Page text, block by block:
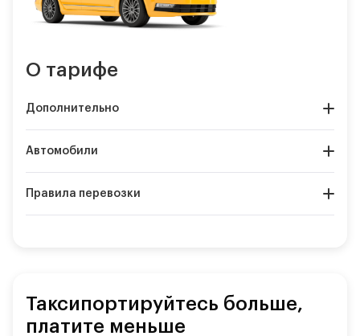
О тарифе
Дополнительно
Автомобили
Правила перевозки
Таксипортируйтесь больше,
платите меньше